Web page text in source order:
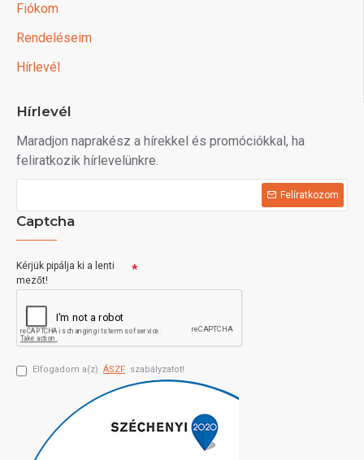
Fiókom
Rendeléseim
Hírlevél
Hírlevél
Maradjon naprakész a hírekkel és promóciókkal, ha
feliratkozik hírlevelünkre.
Felíratkozom
Captcha
Kérjük pipálja ki a lenti
mezőt!
Elfogadom a(z) ÁSZF szabályzatot!